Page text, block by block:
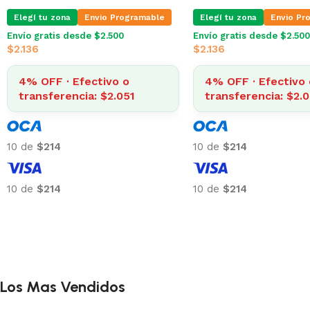
Elegí tu zona Envio Programable
Envío gratis desde $2.500
$2.136
4% OFF · Efectivo o
transferencia: $2.051
10 de $214
10 de $214
Elegí tu zona Envio
Envío gratis desde $2.500
$2.136
4% OFF · Efectivo
transferencia:
10 de $214
10 de $214
Los Mas Vendidos